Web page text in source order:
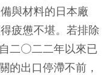
與材料的日本廠
疲憊不堪。若排除
二○二二年以來已
的出口停滯不前，